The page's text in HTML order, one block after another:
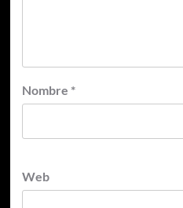
Nombre *
Web